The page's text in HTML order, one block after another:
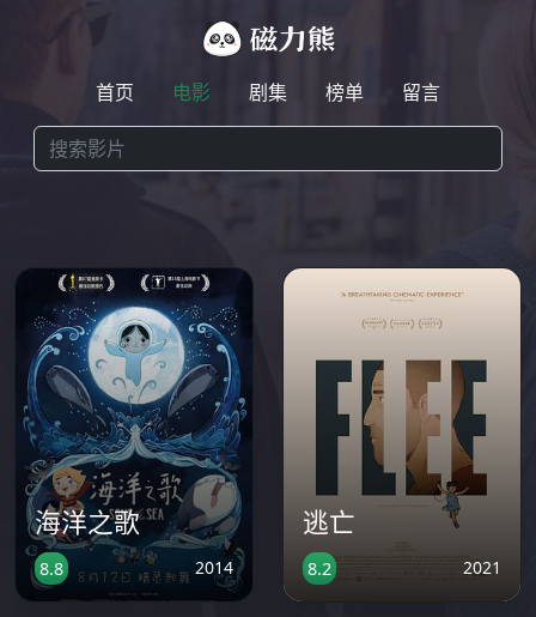
首页 电影 剧集 榜单 留言
海洋之歌
8.8 2014
逃亡
8.2 2021